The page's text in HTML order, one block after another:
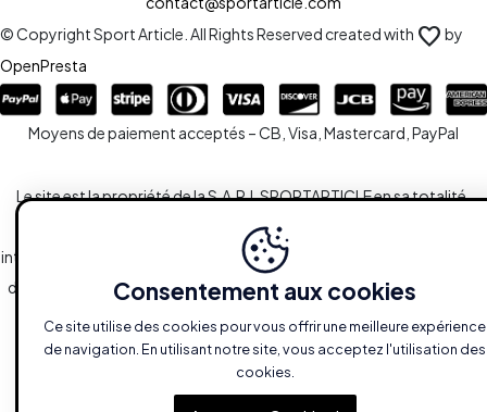
© Copyright Sport Article. All Rights Reserved created with favorite by
OpenPresta
Moyens de paiement acceptés – CB, Visa, Mastercard, PayPal
Le site est la propriété de la S.A.R.L SPORTARTICLE en sa totalité,
ainsi que l'ensemble des droits y afférents. Toute reproduction,
intégrale ou partielle, est systématiquement soumise à l'autorisation
des propriétaires. Toutefois, les liaisons du type hypertextes vers le
site sont autorisées sans demandes spécifiques.
Consentement aux cookies
Ce site utilise des cookies pour vous offrir une meilleure expérience
de navigation. En utilisant notre site, vous acceptez l'utilisation des
cookies.